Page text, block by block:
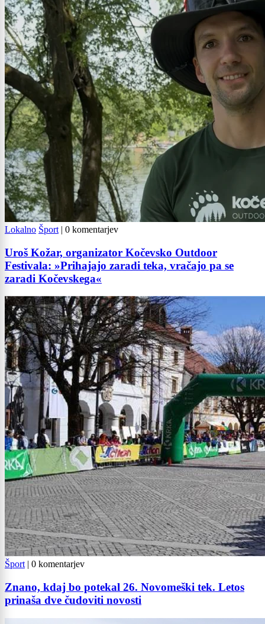
Lokalno Šport | 0 komentarjev
Uroš Kožar, organizator Kočevsko Outdoor
Festivala: »Prihajajo zaradi teka, vračajo pa se
zaradi Kočevskega«
Šport | 0 komentarjev
Znano, kdaj bo potekal 26. Novomeški tek. Letos
prinaša dve čudoviti novosti